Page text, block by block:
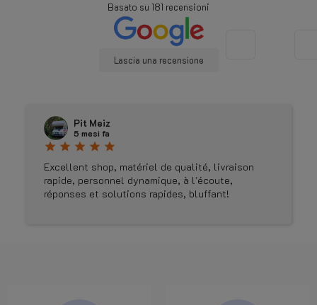
Basato su 181 recensioni
Lascia una recensione
Pit Meiz
5 mesi fa
star star star star star
Excellent shop, matériel de qualité, livraison
rapide, personnel dynamique, à l'écoute,
réponses et solutions rapides, bluffant!